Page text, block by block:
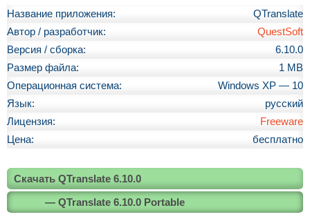
Название приложения:
QTranslate
Автор / разработчик:
QuestSoft
Версия / сборка:
6.10.0
Размер файла:
1 MB
Операционная система:
Windows XP — 10
Язык:
русский
Лицензия:
Freeware
Цена:
бесплатно
Скачать QTranslate 6.10.0
— QTranslate 6.10.0 Portable